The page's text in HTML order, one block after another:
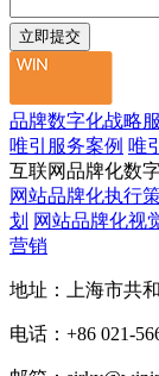
品牌数字化战略
唯引服务案例 唯
互联网品牌化数
网站品牌化执行
划 网站品牌化视
营销
地址：上海市共
电话：+86 021-